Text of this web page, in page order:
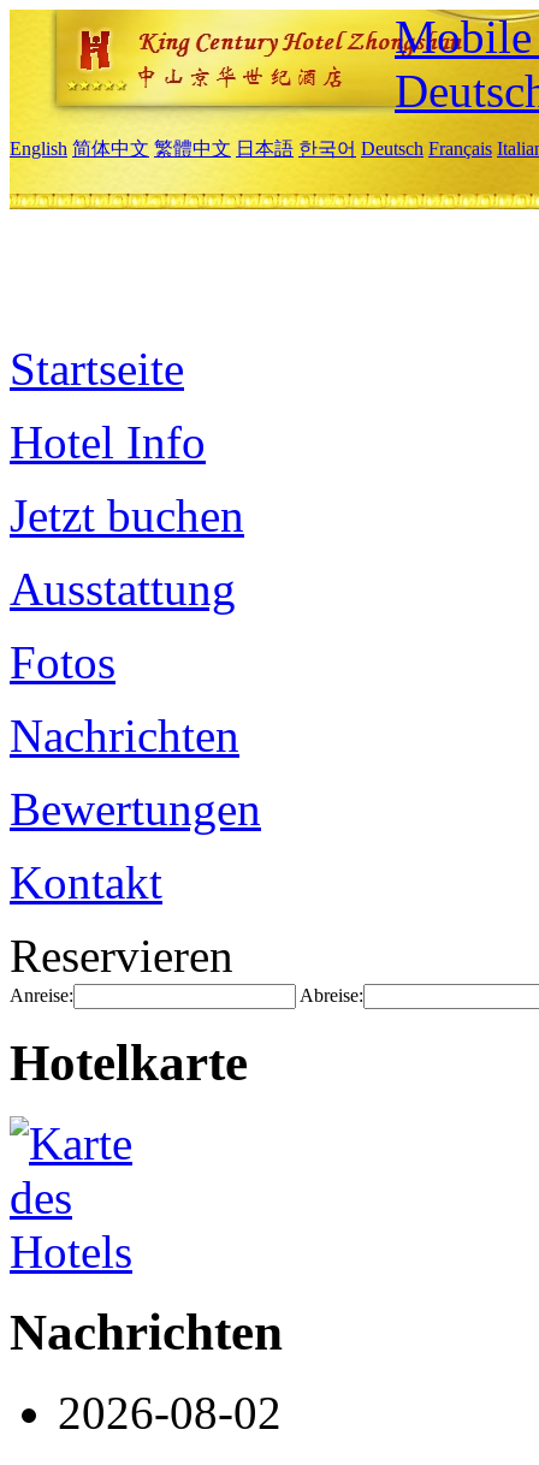
Mobile
English 简体中文 繁體中文 日本語 한국어 Deutsch Français
Startseite
Hotel Info
Jetzt buchen
Ausstattung
Fotos
Nachrichten
Bewertungen
Kontakt
Reservieren
Anreise: Abreise:
Hotelkarte
Nachrichten
2026-08-02